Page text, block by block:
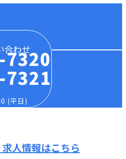
合わせ
7320
7321
(平日)
求人情報はこちら